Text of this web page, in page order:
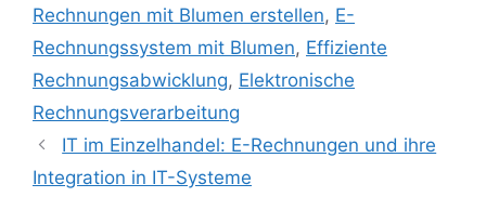
Rechnungen mit Blumen erstellen, E-
Rechnungssystem mit Blumen, Effiziente
Rechnungsabwicklung, Elektronische
Rechnungsverarbeitung
IT im Einzelhandel: E-Rechnungen und ihre
Integration in IT-Systeme